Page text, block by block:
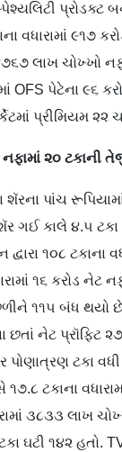
પ્રોડક્ટ
વધારામાં ૯૧૭
લાખ ચોખ્ખો
પેટેના ૯૬
પ્રીમિયમ ૨૨
૨૦ ટકાની
શૅરના પાંચ
ગઈ કાલે ૪.૫ ટકા
૧૦૮ ટકાના
૧૬ કરોડ નેટ
૧૧૫ બંધ થયો
છતાં નેટ પ્રૉફિટ
ટકા
ટકાના
૩૮૩૩ લાખ
ઘટી ૧૪૨ હતો.